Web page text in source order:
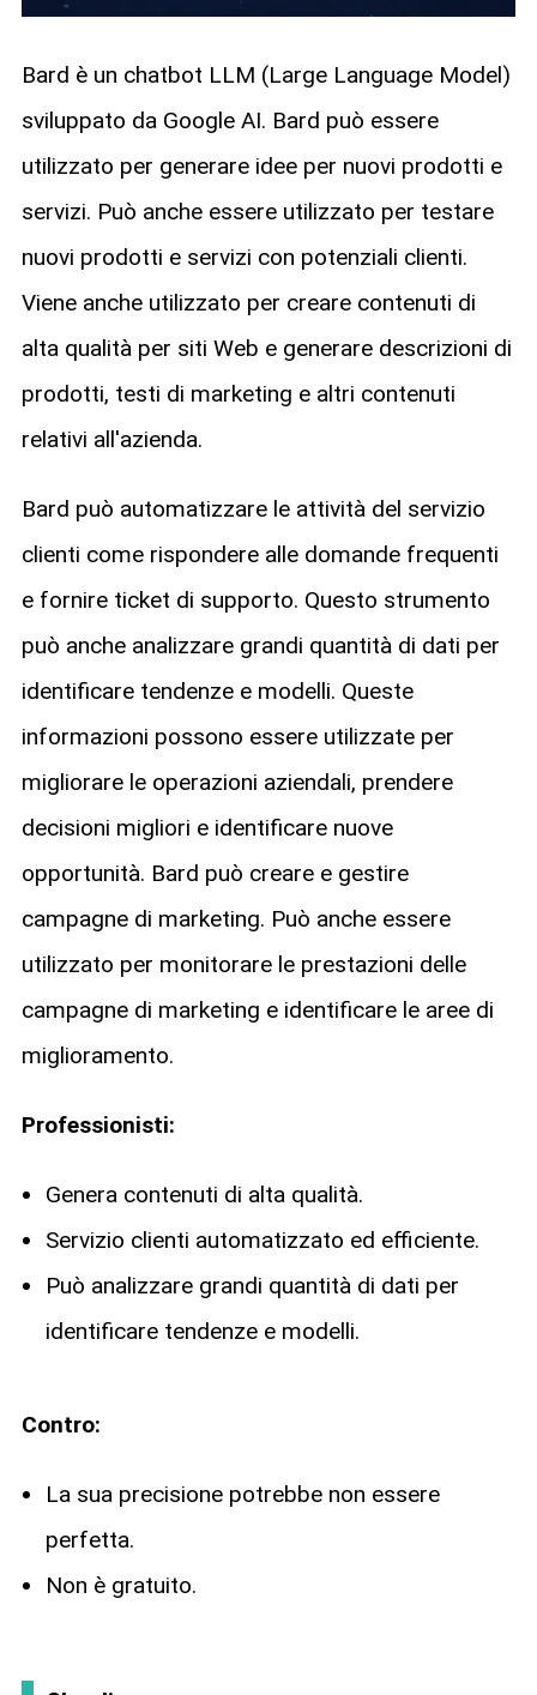
Bard è un chatbot LLM (Large Language Model)
sviluppato da Google AI. Bard può essere
utilizzato per generare idee per nuovi prodotti e
servizi. Può anche essere utilizzato per testare
nuovi prodotti e servizi con potenziali clienti.
Viene anche utilizzato per creare contenuti di
alta qualità per siti Web e generare descrizioni di
prodotti, testi di marketing e altri contenuti
relativi all'azienda.
Bard può automatizzare le attività del servizio
clienti come rispondere alle domande frequenti
e fornire ticket di supporto. Questo strumento
può anche analizzare grandi quantità di dati per
identificare tendenze e modelli. Queste
informazioni possono essere utilizzate per
migliorare le operazioni aziendali, prendere
decisioni migliori e identificare nuove
opportunità. Bard può creare e gestire
campagne di marketing. Può anche essere
utilizzato per monitorare le prestazioni delle
campagne di marketing e identificare le aree di
miglioramento.
Professionisti:
Genera contenuti di alta qualità.
Servizio clienti automatizzato ed efficiente.
Può analizzare grandi quantità di dati per
identificare tendenze e modelli.
Contro:
La sua precisione potrebbe non essere
perfetta.
Non è gratuito.